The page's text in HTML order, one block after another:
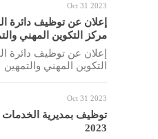
Oct 31 2023
إعلان عن توظيف دائرة
مركز التكوين المهني
إعلان عن توظيف دائرة
التكوين المهني والتمهين
Oct 31 2023
توظيف بمديرية الخدمات
2023